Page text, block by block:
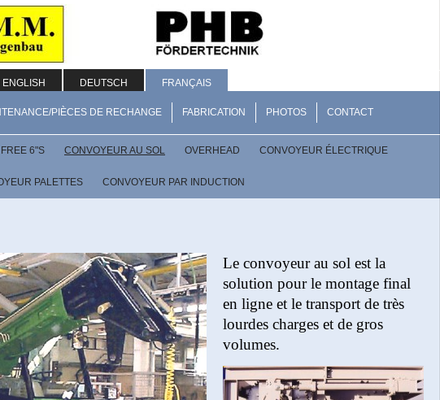
ENGLISH DEUTSCH FRANÇAIS
PIÈCES DE RECHANGE FABRICATION PHOTOS CONTACT
6"S CONVOYEUR AU SOL OVERHEAD CONVOYEUR ÉLECTRIQUE
PALETTES CONVOYEUR PAR INDUCTION
Le convoyeur au sol est la
solution pour le montage final
en ligne et le transport de très
lourdes charges et de gros
volumes.